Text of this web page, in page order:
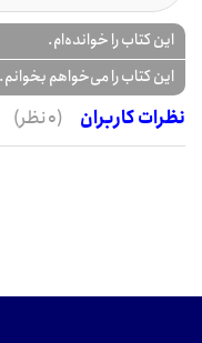
این کتاب را خوانده‌ام.
این کتاب را می‌خواهم بخوانم.
نظرات کاربران
(0 نظر)